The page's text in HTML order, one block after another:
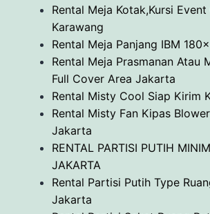
Rental Meja Kotak,Kursi
Karawang
Rental Meja Panjang IBM
Rental Meja Prasmanan Atau
Full Cover Area Jakarta
Rental Misty Cool Siap Kirim
Rental Misty Fan Kipas
Jakarta
RENTAL PARTISI PUTIH
JAKARTA
Rental Partisi Putih Type
Jakarta